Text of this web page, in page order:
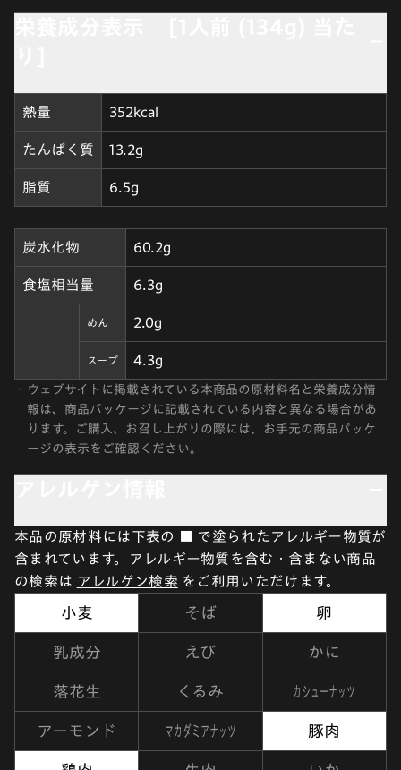
熱量 352kcal
たんぱく質 13.2g
脂質 6.5g
炭水化物 60.2g
食塩相当量 6.3g
めん 2.0g
スープ 4.3g
・ ウェブサイトに掲載されている本商品の原材料名と栄養成分情
報は、商品パッケージに記載されている内容と異なる場合があ
ります。ご購入、お召し上がりの際には、お手元の商品パッケ
ージの表示をご確認ください。
本品の原材料には下表の ■ で塗られたアレルギー物質が
含まれています。アレルギー物質を含む・含まない商品
の検索は アレルゲン検索 をご利用いただけます。
小麦 そば 卵
乳成分 えび かに
落花生 くるみ カシューナッツ
アーモンド マカダミアナッツ 豚肉